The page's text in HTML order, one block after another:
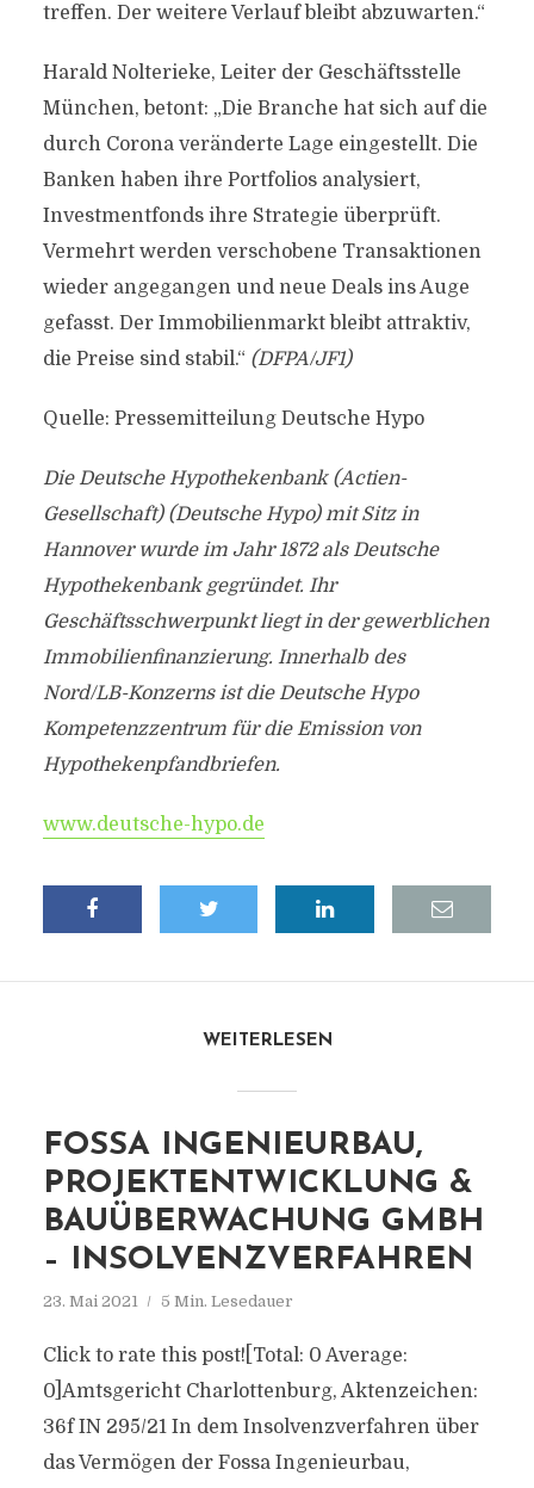
treffen. Der weitere Verlauf bleibt abzuwarten.“
Harald Nolterieke, Leiter der Geschäftsstelle
München, betont: „Die Branche hat sich auf die
durch Corona veränderte Lage eingestellt. Die
Banken haben ihre Portfolios analysiert,
Investmentfonds ihre Strategie überprüft.
Vermehrt werden verschobene Transaktionen
wieder angegangen und neue Deals ins Auge
gefasst. Der Immobilienmarkt bleibt attraktiv,
die Preise sind stabil.“ (DFPA/JF1)
Quelle: Pressemitteilung Deutsche Hypo
Die Deutsche Hypothekenbank (Actien-
Gesellschaft) (Deutsche Hypo) mit Sitz in
Hannover wurde im Jahr 1872 als Deutsche
Hypothekenbank gegründet. Ihr
Geschäftsschwerpunkt liegt in der gewerblichen
Immobilienfinanzierung. Innerhalb des
Nord/LB-Konzerns ist die Deutsche Hypo
Kompetenzzentrum für die Emission von
Hypothekenpfandbriefen.
www.deutsche-hypo.de
WEITERLESEN
FOSSA INGENIEURBAU,
PROJEKTENTWICKLUNG &
BAUÜBERWACHUNG GMBH
– INSOLVENZVERFAHREN
23. Mai 2021 5 Min. Lesedauer
Click to rate this post![Total: 0 Average:
0]Amtsgericht Charlottenburg, Aktenzeichen:
36f IN 295/21 In dem Insolvenzverfahren über
das Vermögen der Fossa Ingenieurbau,